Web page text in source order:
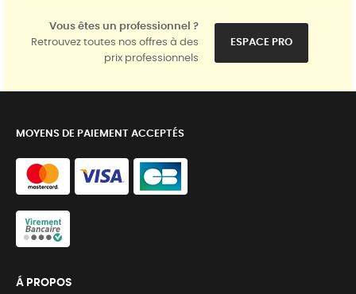
Vous êtes un professionnel ?
Retrouvez toutes nos offres à des
prix professionnels
ESPACE PRO
MOYENS DE PAIEMENT ACCEPTÉS
Á PROPOS